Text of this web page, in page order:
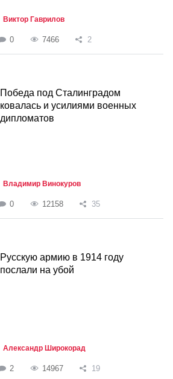
Виктор Гаврилов
0 7466 2
Победа под Сталинградом
ковалась и усилиями военных
дипломатов
Владимир Винокуров
0 12158 35
Русскую армию в 1914 году
послали на убой
Александр Широкорад
2 14967 19